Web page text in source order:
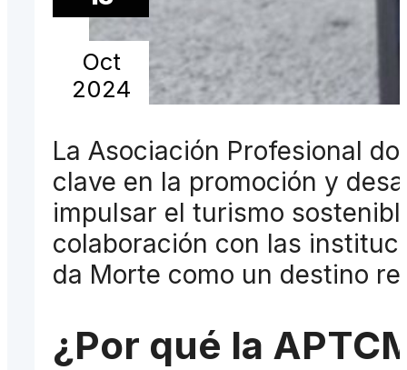
Oct
2024
La Asociación Profesional
clave en la promoción y
impulsar el turismo
colaboración con las
da Morte como un destino
¿Por qué la